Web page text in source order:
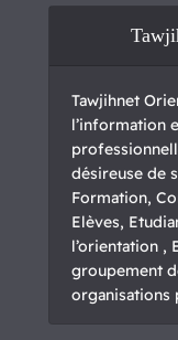
Tawjihnet
l’information
désireuse de
Formation,
Elèves,
l’orientation ,
groupement
organisations